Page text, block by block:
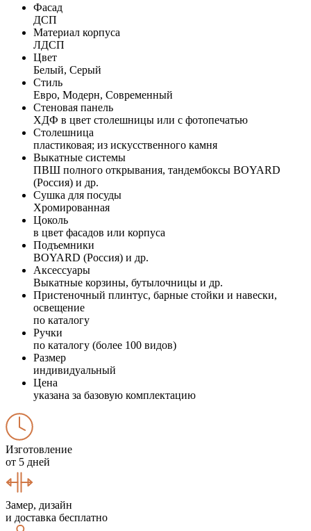
Фасад
ДСП
Материал корпуса
ЛДСП
Цвет
Белый, Серый
Стиль
Евро, Модерн, Современный
Стеновая панель
ХДФ в цвет столешницы или с фотопечатью
Столешница
пластиковая; из искусственного камня
Выкатные системы
ПВШ полного открывания, тандембоксы BOYARD
(Россия) и др.
Сушка для посуды
Хромированная
Цоколь
в цвет фасадов или корпуса
Подъемники
BOYARD (Россия) и др.
Аксессуары
Выкатные корзины, бутылочницы и др.
Пристеночный плинтус, барные стойки и навески,
освещение
по каталогу
Ручки
по каталогу (более 100 видов)
Размер
индивидуальный
Цена
указана за базовую комплектацию
Изготовление
от 5 дней
Замер, дизайн
и доставка бесплатно